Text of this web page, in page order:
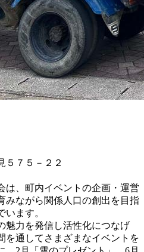
５７５－２２
は、町内イベントの企画・運営
みながら関係人口の創出を目指
います。
魅力を発信し活性化につなげ
を通してさまざまなイベントを